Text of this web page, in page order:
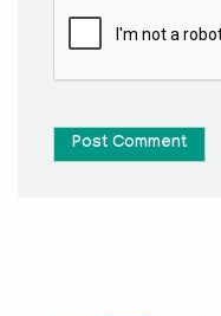
Post Comment